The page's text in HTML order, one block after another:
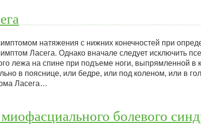
натяжения с нижних конечностей при
Ласега. Однако вначале следует исключить
лежа на спине при подъеме ноги, выпрямленной в
в пояснице, или бедре, или под коленом, или в
Ласега…
болевого